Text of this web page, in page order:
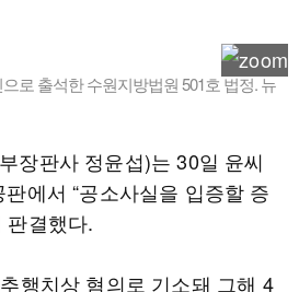
로 출석한 수원지방법원 501호 법정. 뉴
장판사 정윤섭)는 30일 윤씨
에서 “공소사실을 입증할 증
판결했다.
행치상 혐의로 기소돼 그해 4